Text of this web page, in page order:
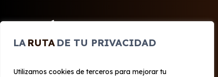
LA RUTA DE TU PRIVACIDAD
Utilizamos cookies de terceros para mejorar tu
El Ejido Roquetas de Mar